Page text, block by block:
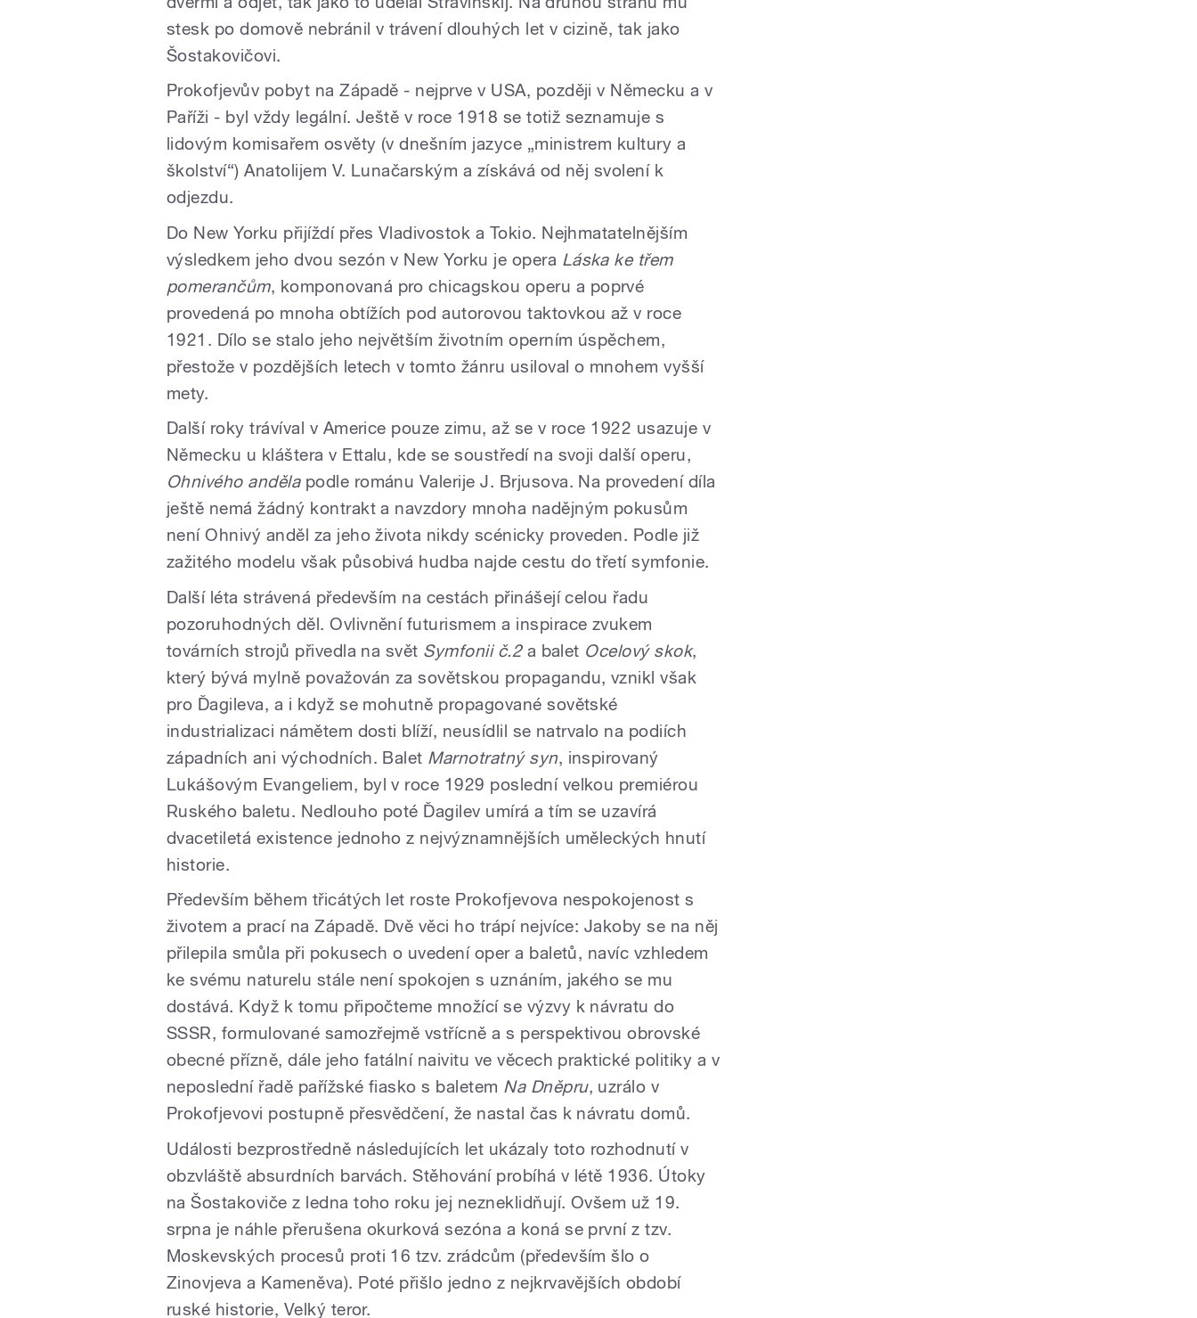
stesk po domově nebránil v trávení dlouhých let v cizině, tak jako
Šostakovičovi.
Prokofjevův pobyt na Západě - nejprve v USA, později v Německu a v
Paříži - byl vždy legální. Ještě v roce 1918 se totiž seznamuje s
lidovým komisařem osvěty (v dnešním jazyce „ministrem kultury a
školství“) Anatolijem V. Lunačarským a získává od něj svolení k
odjezdu.
Do New Yorku přijíždí přes Vladivostok a Tokio. Nejhmatatelnějším
výsledkem jeho dvou sezón v New Yorku je opera Láska ke třem
pomerančům, komponovaná pro chicagskou operu a poprvé
provedená po mnoha obtížích pod autorovou taktovkou až v roce
1921. Dílo se stalo jeho největším životním operním úspěchem,
přestože v pozdějších letech v tomto žánru usiloval o mnohem vyšší
mety.
Další roky trávíval v Americe pouze zimu, až se v roce 1922 usazuje v
Německu u kláštera v Ettalu, kde se soustředí na svoji další operu,
Ohnivého andělapodle románu Valerije J. Brjusova. Na provedení díla
ještě nemá žádný kontrakt a navzdory mnoha nadějným pokusům
není Ohnivý anděl za jeho života nikdy scénicky proveden. Podle již
zažitého modelu však působivá hudba najde cestu do třetí symfonie.
Další léta strávená především na cestách přinášejí celou řadu
pozoruhodných děl. Ovlivnění futurismem a inspirace zvukem
továrních strojů přivedla na svět Symfonii č.2a balet Ocelový skok,
který bývá mylně považován za sovětskou propagandu, vznikl však
pro Ďagileva, a i když se mohutně propagované sovětské
industrializaci námětem dosti blíží, neusídlil se natrvalo na podiích
západních ani východních. Balet Marnotratný syn, inspirovaný
Lukášovým Evangeliem, byl v roce 1929 poslední velkou premiérou
Ruského baletu. Nedlouho poté Ďagilev umírá a tím se uzavírá
dvacetiletá existence jednoho z nejvýznamnějších uměleckých hnutí
historie.
Především během třicátých let roste Prokofjevova nespokojenost s
životem a prací na Západě. Dvě věci ho trápí nejvíce: Jakoby se na něj
přilepila smůla při pokusech o uvedení oper a baletů, navíc vzhledem
ke svému naturelu stále není spokojen s uznáním, jakého se mu
dostává. Když k tomu připočteme množící se výzvy k návratu do
SSSR, formulované samozřejmě vstřícně a s perspektivou obrovské
obecné přízně, dále jeho fatální naivitu ve věcech praktické politiky a v
neposlední řadě pařížské fiasko s baletem Na Dněpru, uzrálo v
Prokofjevovi postupně přesvědčení, že nastal čas k návratu domů.
Události bezprostředně následujících let ukázaly toto rozhodnutí v
obzvláště absurdních barvách. Stěhování probíhá v létě 1936. Útoky
na Šostakoviče z ledna toho roku jej nezneklidňují. Ovšem už 19.
srpna je náhle přerušena okurková sezóna a koná se první z tzv.
Moskevských procesů proti 16 tzv. zrádcům (především šlo o
Zinovjeva a Kameněva). Poté přišlo jedno z nejkrvavějších období
ruské historie, Velký teror.